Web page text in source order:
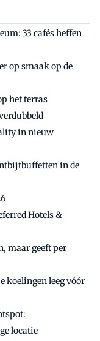
33 cafés heffen
op smaak op de
het terras
in nieuw
in de
Hotels &
maar geeft per
koelingen leeg vóór
locatie